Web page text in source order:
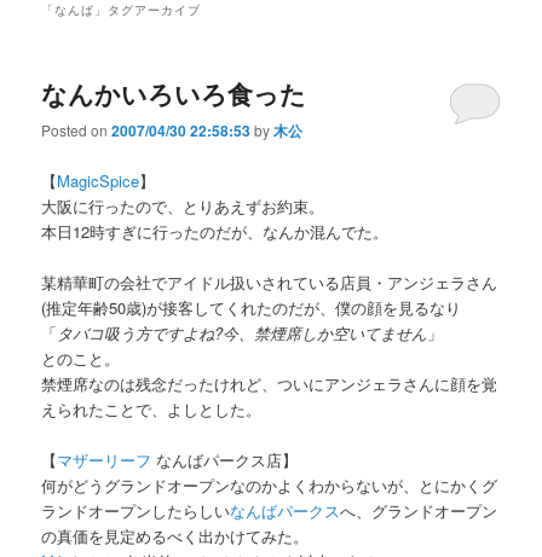
「なんば 」タグアーカイブ
なんかいろいろ食った
Posted on2007/04/30 22:58:53by木公
【MagicSpice】
大阪に行ったので、とりあえずお約束。
本日12時すぎに行ったのだが、なんか混んでた。
某精華町の会社でアイドル扱いされている店員・アンジェラさん
(推定年齢50歳)が接客してくれたのだが、僕の顔を見るなり
「 タバコ吸う方ですよね?今、禁煙席しか空いてません 」
とのこと。
禁煙席なのは残念だったけれど、ついにアンジェラさんに顔を覚
えられたことで、よしとした。
【マザーリーフ なんばパークス店】
何がどうグランドオープンなのかよくわからないが、とにかくグ
ランドオープンしたらしいなんばパークスへ、グランドオープン
の真価を見定めるべく出かけてみた。